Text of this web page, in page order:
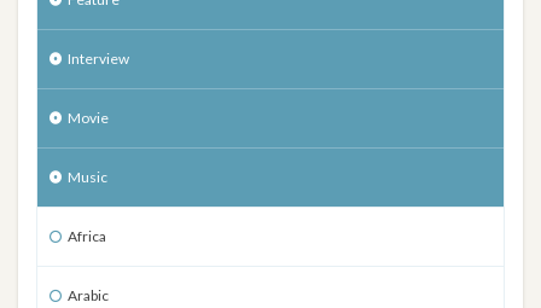
Interview
Movie
Music
Africa
Arabic